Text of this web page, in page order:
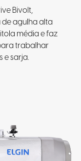
Bivolt,
agulha alta
média e faz
trabalhar
e sarja.